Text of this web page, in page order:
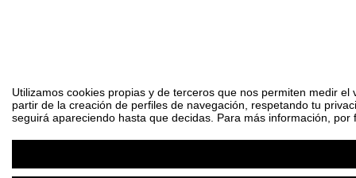
Utilizamos cookies propias y de terceros que nos permiten medir
partir de la creación de perfiles de navegación, respetando tu
seguirá apareciendo hasta que decidas. Para más información,